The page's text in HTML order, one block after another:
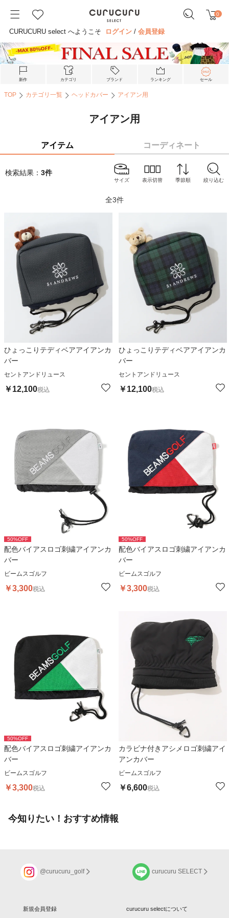
0
CURUCURU select へようこそ ログイン /会員登録
新作 カテゴリ ブランド ランキング セール
TOP カテゴリ一覧 ヘッドカバー アイアン用
アイアン用
アイテム コーディネート
検索結果： 3件
サイズ 表示切替 季節順 絞り込む
全3件
ひょっこりテディベアアイアンカ
バー
セントアンドリュース
￥12,100税込
ひょっこりテディベアアイアンカ
バー
セントアンドリュース
￥12,100税込
50%OFF
配色バイアスロゴ刺繍アイアンカ
バー
ビームスゴルフ
￥3,300税込
50%OFF
配色バイアスロゴ刺繍アイアンカ
バー
ビームスゴルフ
￥3,300税込
50%OFF
配色バイアスロゴ刺繍アイアンカ
バー
ビームスゴルフ
￥3,300税込
カラビナ付きアシメロゴ刺繍アイ
アンカバー
ビームスゴルフ
￥6,600税込
今知りたい！おすすめ情報
@curucuru_golf curucuru SELECT
新規会員登録 curucuru selectについて